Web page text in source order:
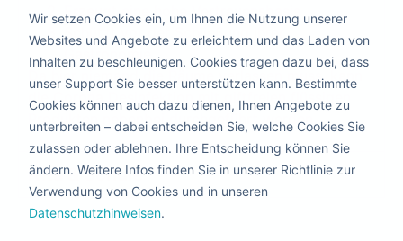
Erzeugt eine hohe Vertrauensbasis
Schützt vor der Schließung Ihrer
Gastronomie
Da hier niemand die Räume verlassen muss, kann
die Corona Desinfektion mit giftfreien flüssigen
Produkten nebenbei durchgeführt werden.
Kita & Schule
Wir setzen Cookies ein, um Ihnen die Nutzung unserer
Websites und Angebote zu erleichtern und das Laden von
Inhalten zu beschleunigen. Cookies tragen dazu bei, dass
unser Support Sie besser unterstützen kann. Bestimmte
Cookies können auch dazu dienen, Ihnen Angebote zu
unterbreiten – dabei entscheiden Sie, welche Cookies Sie
zulassen oder ablehnen. Ihre Entscheidung können Sie
ändern. Weitere Infos finden Sie in unserer Richtlinie zur
Verwendung von Cookies und in unseren
Datenschutzhinweisen.